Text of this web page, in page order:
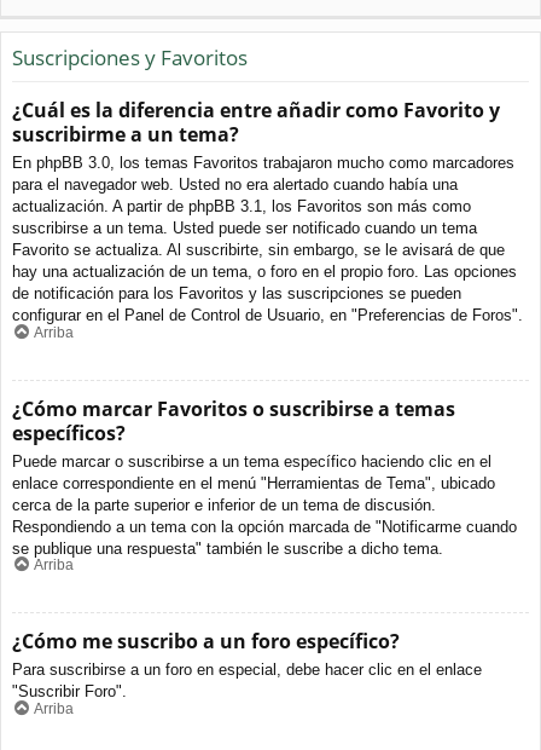
Suscripciones y Favoritos
¿Cuál es la diferencia entre añadir como Favorito y
suscribirme a un tema?
En phpBB 3.0, los temas Favoritos trabajaron mucho como marcadores
para el navegador web. Usted no era alertado cuando había una
actualización. A partir de phpBB 3.1, los Favoritos son más como
suscribirse a un tema. Usted puede ser notificado cuando un tema
Favorito se actualiza. Al suscribirte, sin embargo, se le avisará de que
hay una actualización de un tema, o foro en el propio foro. Las opciones
de notificación para los Favoritos y las suscripciones se pueden
configurar en el Panel de Control de Usuario, en "Preferencias de Foros".
Arriba
¿Cómo marcar Favoritos o suscribirse a temas
específicos?
Puede marcar o suscribirse a un tema específico haciendo clic en el
enlace correspondiente en el menú "Herramientas de Tema", ubicado
cerca de la parte superior e inferior de un tema de discusión.
Respondiendo a un tema con la opción marcada de "Notificarme cuando
se publique una respuesta" también le suscribe a dicho tema.
Arriba
¿Cómo me suscribo a un foro específico?
Para suscribirse a un foro en especial, debe hacer clic en el enlace
"Suscribir Foro".
Arriba